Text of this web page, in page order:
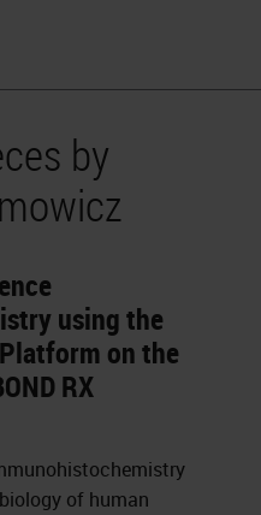
by
using the
on the
RX
of human